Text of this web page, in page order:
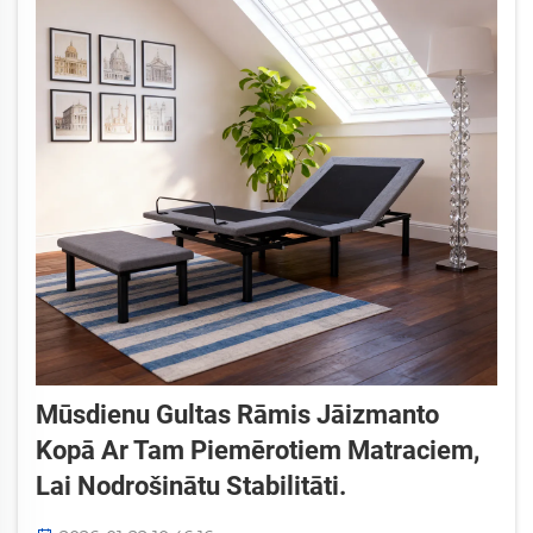
Mūsdienu Gultas Rāmis Jāizmanto
Kopā Ar Tam Piemērotiem Matraciem,
Lai Nodrošinātu Stabilitāti.